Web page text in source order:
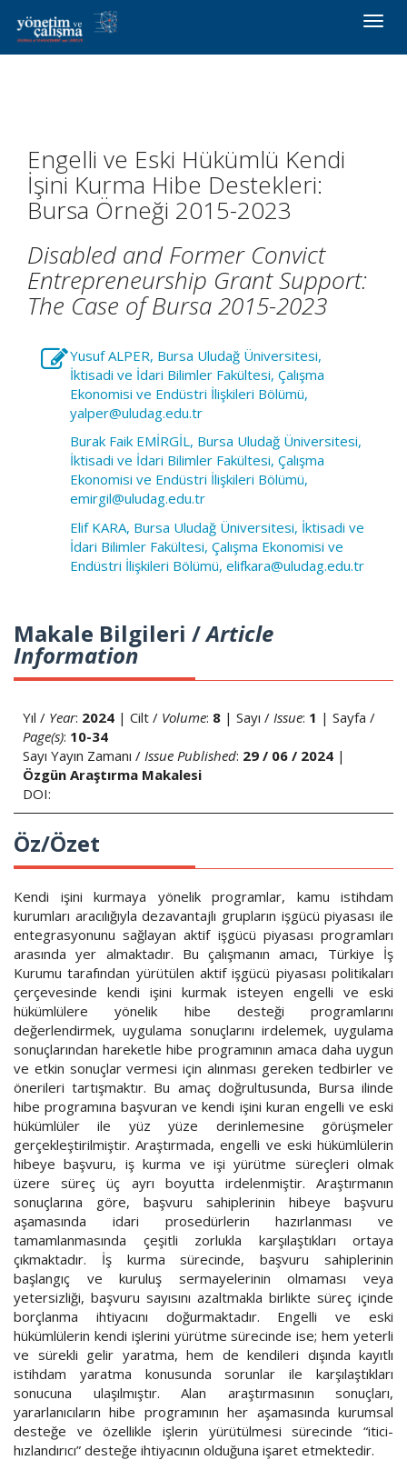
Toggle
Engelli ve Eski Hükümlü Kendi
İşini Kurma Hibe Destekleri:
Bursa Örneği 2015-2023
Disabled and Former Convict
Entrepreneurship Grant Support:
The Case of Bursa 2015-2023
Yusuf ALPER, Bursa Uludağ Üniversitesi,
İktisadi ve İdari Bilimler Fakültesi, Çalışma
Ekonomisi ve Endüstri İlişkileri Bölümü,
yalper@uludag.edu.tr
Burak Faik EMİRGİL, Bursa Uludağ Üniversitesi,
İktisadi ve İdari Bilimler Fakültesi, Çalışma
Ekonomisi ve Endüstri İlişkileri Bölümü,
emirgil@uludag.edu.tr
Elif KARA, Bursa Uludağ Üniversitesi, İktisadi ve
İdari Bilimler Fakültesi, Çalışma Ekonomisi ve
Endüstri İlişkileri Bölümü, elifkara@uludag.edu.tr
Makale Bilgileri /Article
Information
Yıl / Year: 2024 | Cilt / Volume: 8 | Sayı / Issue: 1 | Sayfa /
Page(s): 10-34
Sayı Yayın Zamanı / Issue Published: 29 / 06 / 2024 |
Özgün Araştırma Makalesi
DOI:
Öz/Özet
Kendi işini kurmaya yönelik programlar, kamu istihdam
kurumları aracılığıyla dezavantajlı grupların işgücü piyasası ile
entegrasyonunu sağlayan aktif işgücü piyasası programları
arasında yer almaktadır. Bu çalışmanın amacı, Türkiye İş
Kurumu tarafından yürütülen aktif işgücü piyasası politikaları
çerçevesinde kendi işini kurmak isteyen engelli ve eski
hükümlülere yönelik hibe desteği programlarını
değerlendirmek, uygulama sonuçlarını irdelemek, uygulama
sonuçlarından hareketle hibe programının amaca daha uygun
ve etkin sonuçlar vermesi için alınması gereken tedbirler ve
önerileri tartışmaktır. Bu amaç doğrultusunda, Bursa ilinde
hibe programına başvuran ve kendi işini kuran engelli ve eski
hükümlüler ile yüz yüze derinlemesine görüşmeler
gerçekleştirilmiştir. Araştırmada, engelli ve eski hükümlülerin
hibeye başvuru, iş kurma ve işi yürütme süreçleri olmak
üzere süreç üç ayrı boyutta irdelenmiştir. Araştırmanın
sonuçlarına göre, başvuru sahiplerinin hibeye başvuru
aşamasında idari prosedürlerin hazırlanması ve
tamamlanmasında çeşitli zorlukla karşılaştıkları ortaya
çıkmaktadır. İş kurma sürecinde, başvuru sahiplerinin
başlangıç ve kuruluş sermayelerinin olmaması veya
yetersizliği, başvuru sayısını azaltmakla birlikte süreç içinde
borçlanma ihtiyacını doğurmaktadır. Engelli ve eski
hükümlülerin kendi işlerini yürütme sürecinde ise; hem yeterli
ve sürekli gelir yaratma, hem de kendileri dışında kayıtlı
istihdam yaratma konusunda sorunlar ile karşılaştıkları
sonucuna ulaşılmıştır. Alan araştırmasının sonuçları,
yararlanıcıların hibe programının her aşamasında kurumsal
desteğe ve özellikle işlerin yürütülmesi sürecinde “itici-
hızlandırıcı” desteğe ihtiyacının olduğuna işaret etmektedir.